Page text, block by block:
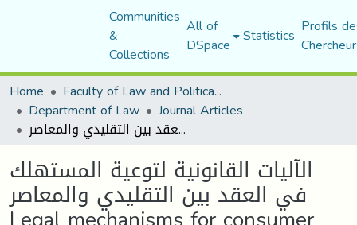
Communities
&
Collections
All of
DSpace Statistics Profils
Home
Faculty of Law and Political Science
Department of Law Journal Articles
الآليات القانونية لتوعية المستهلك في العقد بين التقليدي والمعاصر Legal mechanisms for consumer awareness in the contract between traditional and contemporary
الآليات القانونية لتوعية المستهلك
في العقد بين التقليدي والمعاصر